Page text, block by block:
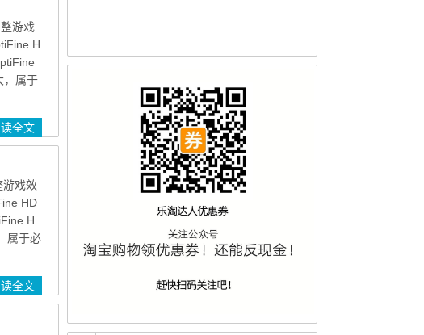
游戏
H
，属于
全文
游戏效
HD
H
属于必
全文